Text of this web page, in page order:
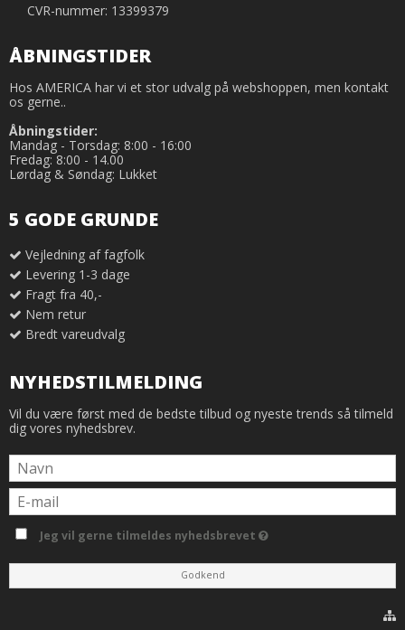
CVR-nummer: 13399379
ÅBNINGSTIDER
Hos AMERICA har vi et stor udvalg på webshoppen, men kontakt
os gerne..
Åbningstider:
Mandag - Torsdag: 8:00 - 16:00
Fredag: 8:00 - 14.00
Lørdag & Søndag: Lukket
5 GODE GRUNDE
Vejledning af fagfolk
Levering 1-3 dage
Fragt fra 40,-
Nem retur
Bredt vareudvalg
NYHEDSTILMELDING
Vil du være først med de bedste tilbud og nyeste trends så tilmeld
dig vores nyhedsbrev.
Jeg vil gerne tilmeldes nyhedsbrevet
Godkend